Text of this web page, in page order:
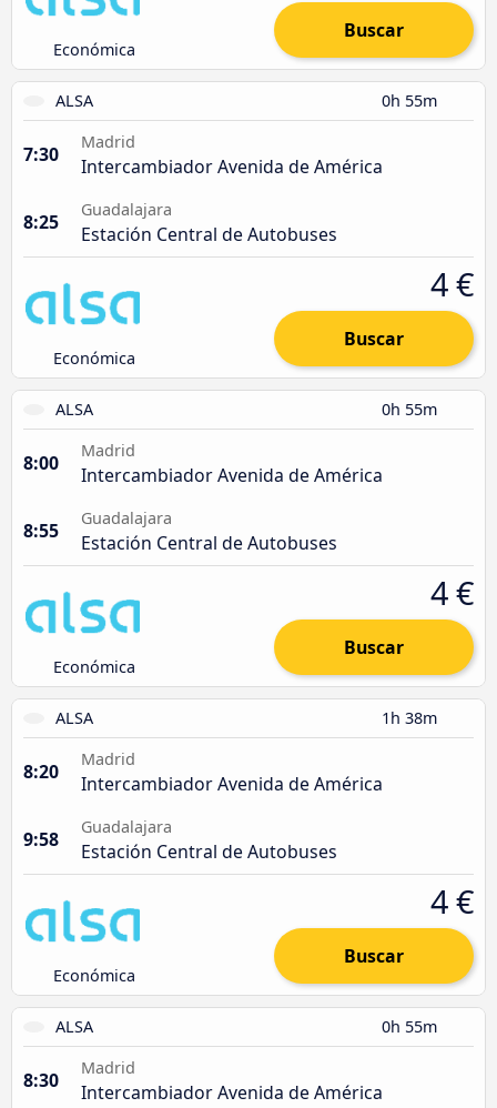
Económica
Buscar
ALSA 0h 55m
7:30
Madrid
Intercambiador Avenida de América
8:25
Guadalajara
Estación Central de Autobuses
Económica
4 €
Buscar
ALSA 0h 55m
8:00
Madrid
Intercambiador Avenida de América
8:55
Guadalajara
Estación Central de Autobuses
Económica
4 €
Buscar
ALSA 1h 38m
8:20
Madrid
Intercambiador Avenida de América
9:58
Guadalajara
Estación Central de Autobuses
Económica
4 €
Buscar
ALSA 0h 55m
8:30
Madrid
Intercambiador Avenida de América